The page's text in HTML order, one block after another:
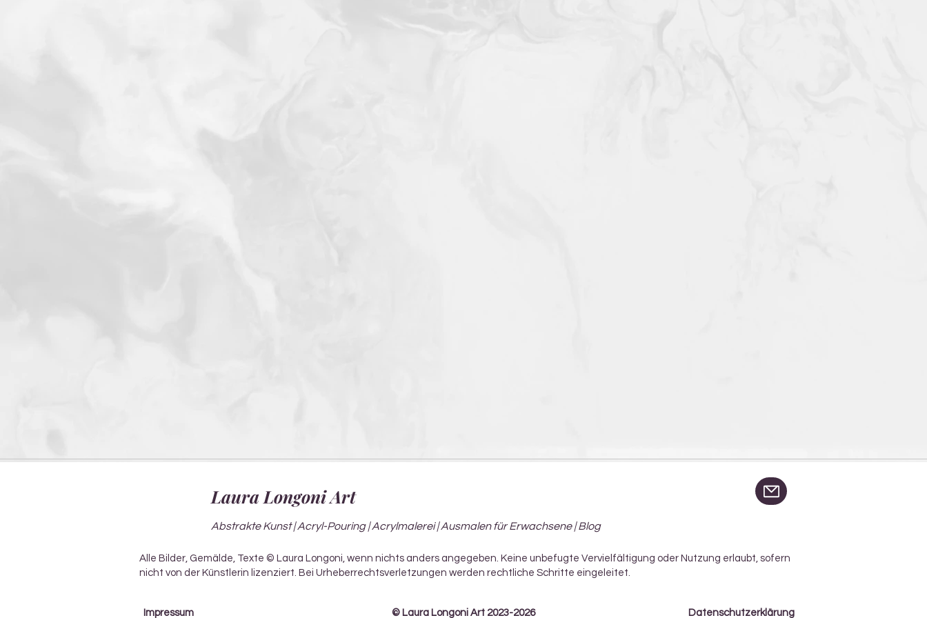
Laura Longoni Art
Abstrakte Kunst | Acryl-Pouring | Acrylmalerei | Ausmalen für Erwachsene | Blog
Alle Bilder, Gemälde, Texte © Laura Longoni, wenn nichts anders angegeben. Keine unbefugte Vervielfältigung oder Nutzung erlaubt, sofern
nicht von der Künstlerin lizenziert. Bei Urheberrechtsverletzungen werden rechtliche Schritte eingeleitet.
Impressum © Laura Longoni Art 2023-2026 Datenschutzerklärung